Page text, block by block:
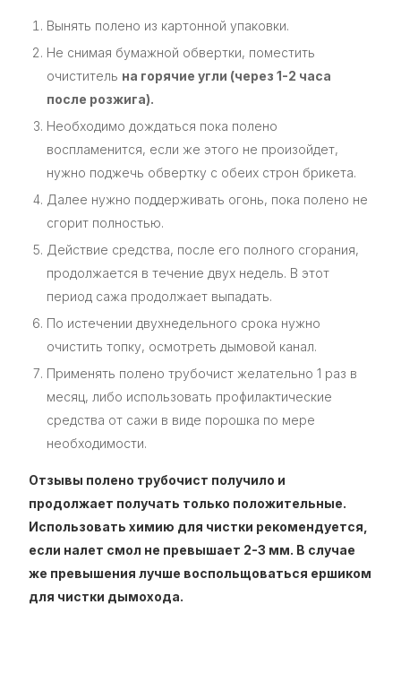
Вынять полено из картонной упаковки.
Не снимая бумажной обвертки, поместить
очиститель на горячие угли (через 1-2 часа
после розжига).
Необходимо дождаться пока полено
воспламенится, если же этого не произойдет,
нужно поджечь обвертку с обеих строн брикета.
Далее нужно поддерживать огонь, пока полено не
сгорит полностью.
Действие средства, после его полного сгорания,
продолжается в течение двух недель. В этот
период сажа продолжает выпадать.
По истечении двухнедельного срока нужно
очистить топку, осмотреть дымовой канал.
Применять полено трубочист желательно 1 раз в
месяц, либо использовать профилактические
средства от сажи в виде порошка по мере
необходимости.
Отзывы полено трубочист получило и
продолжает получать только положительные.
Использовать химию для чистки рекомендуется,
если налет смол не превышает 2-3 мм. В случае
же превышения лучше воспольщоваться ершиком
для чистки дымохода.